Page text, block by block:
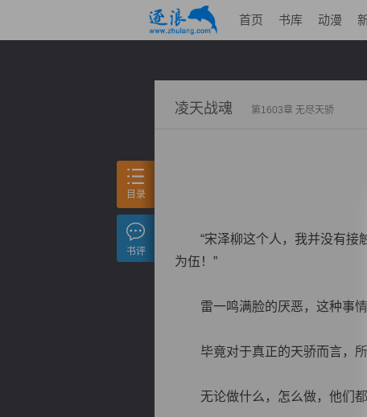
首页 书库 动漫
凌天战魂 第1603章 无尽天骄
“宋泽柳这个人，我并没有接触
为伍！”
雷一鸣满脸的厌恶，这种事情
毕竟对于真正的天骄而言，所
无论做什么，怎么做，他们都
目录
书评